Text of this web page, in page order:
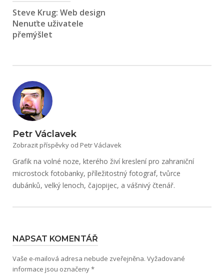
Steve Krug: Web design
Nenuťte uživatele
přemýšlet
Petr Václavek
Zobrazit příspěvky od Petr Václavek
Grafik na volné noze, kterého živí kreslení pro zahraniční
microstock fotobanky, příležitostný fotograf, tvůrce
dubánků, velký lenoch, čajopijec, a vášnivý čtenář.
NAPSAT KOMENTÁŘ
Vaše e-mailová adresa nebude zveřejněna. Vyžadované
informace jsou označeny*